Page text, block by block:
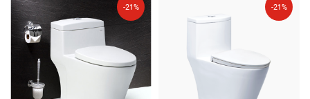
-21% -21%